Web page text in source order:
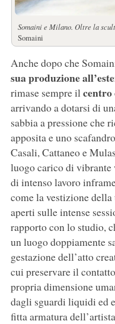
Somaini e Milano. Oltre la
Somaini
Anche dopo che
sua produzione
rimase sempre il centro
arrivando a dotarsi di
sabbia a pressione che
apposita e uno
Casali, Cattaneo e
luogo carico di
di intenso lavoro
come la vestizione
aperti sulle intense
rapporto con lo studio,
un luogo doppiamente
gestazione dell’atto
cui preservare il
propria dimensione
dagli sguardi liquidi ed
fitta armatura